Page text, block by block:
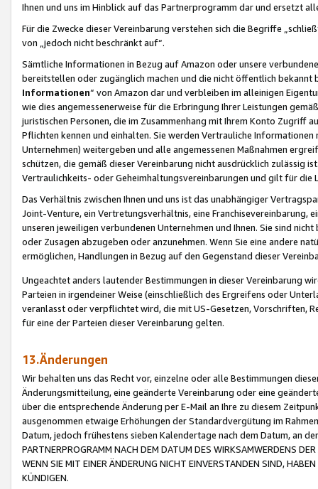
Ihnen und uns im Hinblick auf das Partnerprogramm dar und ersetzt
Für die Zwecke dieser Vereinbarung verstehen sich die Begriffe
von „jedoch nicht beschränkt auf“.
Sämtliche Informationen in Bezug auf Amazon oder unsere
bereitstellen oder zugänglich machen und die nicht öffentlich
Informationen“ von Amazon dar und verbleiben im alleinigen
wie dies angemessenerweise für die Erbringung Ihrer Leistungen
juristischen Personen, die im Zusammenhang mit Ihrem Konto
Pflichten kennen und einhalten. Sie werden Vertrauliche
Unternehmen) weitergeben und alle angemessenen Maßnahmen
schützen, die gemäß dieser Vereinbarung nicht ausdrücklich zulässig
Vertraulichkeits- oder Geheimhaltungsvereinbarungen und gilt für die
Das Verhältnis zwischen Ihnen und uns ist das unabhängiger
Joint-Venture, ein Vertretungsverhältnis, eine Franchisevereinbarung,
unseren jeweiligen verbundenen Unternehmen und Ihnen. Sie sind
oder Zusagen abzugeben oder anzunehmen. Wenn Sie eine andere
ermöglichen, Handlungen in Bezug auf den Gegenstand dieser
Ungeachtet anders lautender Bestimmungen in dieser Vereinbarung
Parteien in irgendeiner Weise (einschließlich des Ergreifens oder
veranlasst oder verpflichtet wird, die mit US-Gesetzen, Vorschriften,
für eine der Parteien dieser Vereinbarung gelten.
13.Änderungen
Wir behalten uns das Recht vor, einzelne oder alle Bestimmungen
Änderungsmitteilung, eine geänderte Vereinbarung oder eine
über die entsprechende Änderung per E-Mail an Ihre zu diesem
ausgenommen etwaige Erhöhungen der Standardvergütung im
Datum, jedoch frühestens sieben Kalendertage nach dem Datum, an
PARTNERPROGRAMM NACH DEM DATUM DES WIRKSAMWERDENS
WENN SIE MIT EINER ÄNDERUNG NICHT EINVERSTANDEN SIND,
KÜNDIGEN.